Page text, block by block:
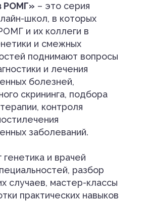
РОМГ» – это серия
школ, в которых
и их коллеги в
и смежных
поднимают вопросы
и лечения
болезней,
скрининга, подбора
контроля
заболеваний.
генетика и врачей
разбор
случаев, мастер-классы
практических навыков